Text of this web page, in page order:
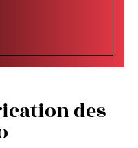
des